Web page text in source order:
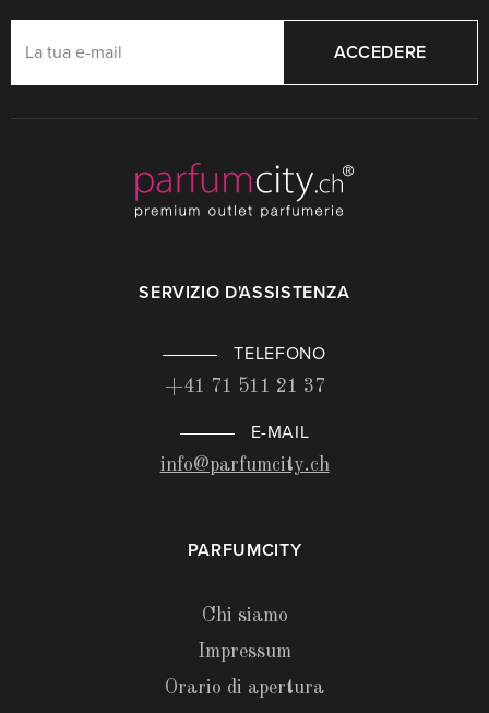
ACCEDERE
SERVIZIO D'ASSISTENZA
TELEFONO
+41 71 511 21 37
E-MAIL
info@parfumcity.ch
PARFUMCITY
Chi siamo
Impressum
Orario di apertura